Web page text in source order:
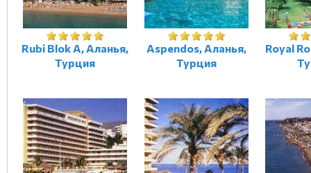
Rubi Blok A, Аланья,
Турция
Aspendos, Аланья,
Турция
Royal